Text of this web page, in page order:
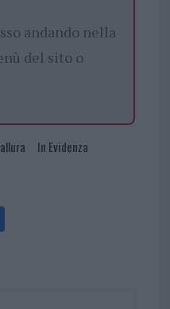
andando nella
del sito o
In Evidenza
Sh